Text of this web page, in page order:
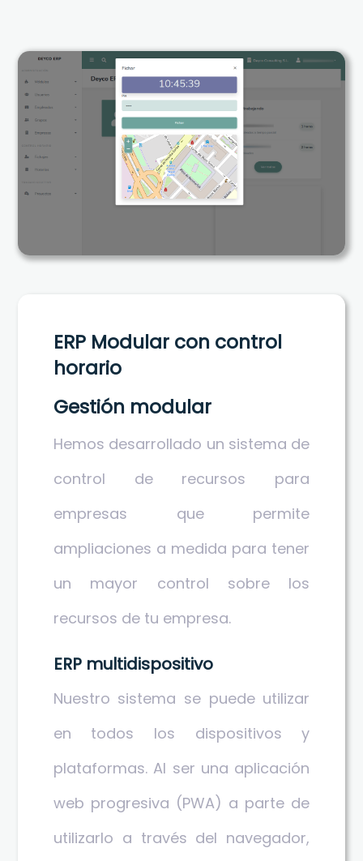
ERP Modular con control
horario
Gestión modular
Hemos desarrollado un sistema de
control de recursos para
empresas que permite
ampliaciones a medida para tener
un mayor control sobre los
recursos de tu empresa.
ERP multidispositivo
Nuestro sistema se puede utilizar
en todos los dispositivos y
plataformas. Al ser una aplicación
web progresiva (PWA) a parte de
utilizarlo a través del navegador,